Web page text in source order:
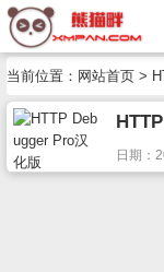
当前位置： 网站首页 >
日期：